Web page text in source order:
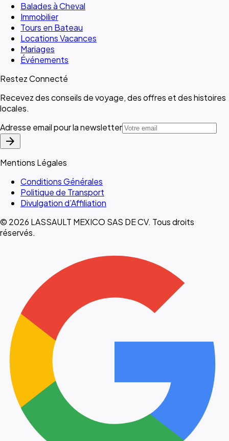
Balades à Cheval
Immobilier
Tours en Bateau
Locations Vacances
Mariages
Événements
Restez Connecté
Recevez des conseils de voyage, des offres et des histoires
locales.
Adresse email pour la newsletter
arrow_forward
Mentions Légales
Conditions Générales
Politique de Transport
Divulgation d’Affiliation
© 2026 LASSAULT MEXICO SAS DE CV. Tous droits
réservés.